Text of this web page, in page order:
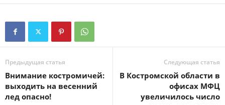
Предыдущая статья
Внимание костромичей:
выходить на весенний
лед опасно!
Следующая статья
В Костромской области в
офисах МФЦ
увеличилось число